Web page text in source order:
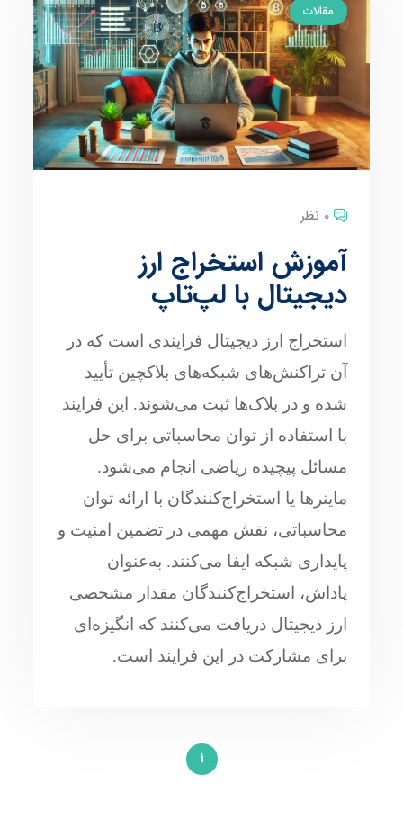
مقالات
0 نظر
آموزش استخراج ارز
دیجیتال با لپ‌تاپ
استخراج ارز دیجیتال فرایندی است که در
آن تراکنش‌های شبکه‌های بلاکچین تأیید
شده و در بلاک‌ها ثبت می‌شوند. این فرایند
با استفاده از توان محاسباتی برای حل
مسائل پیچیده ریاضی انجام می‌شود.
ماینرها یا استخراج‌کنندگان با ارائه توان
محاسباتی، نقش مهمی در تضمین امنیت و
پایداری شبکه ایفا می‌کنند. به‌عنوان
پاداش، استخراج‌کنندگان مقدار مشخصی
ارز دیجیتال دریافت می‌کنند که انگیزه‌ای
برای مشارکت در این فرایند است.
1